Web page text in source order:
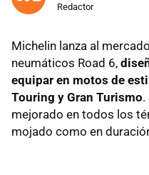
Redactor
Michelin lanza al
neumáticos Road 6,
equipar en motos de
Touring y Gran Turismo.
mejorado en todos los
mojado como en